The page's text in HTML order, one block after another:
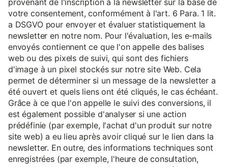
votre consentement, conformément à l'art. 6 Para. 1 lit.
a DSGVO pour envoyer et évaluer statistiquement la
newsletter en notre nom. Pour l'évaluation, les e-mails
envoyés contiennent ce que l'on appelle des balises
web ou des pixels de suivi, qui sont des fichiers
d'image à un pixel stockés sur notre site Web. Cela
permet de déterminer si un message de la newsletter a
été ouvert et quels liens ont été cliqués, le cas échéant.
Grâce à ce que l'on appelle le suivi des conversions, il
est également possible d'analyser si une action
prédéfinie (par exemple, l'achat d'un produit sur notre
site web) a eu lieu après avoir cliqué sur le lien dans la
newsletter. En outre, des informations techniques sont
enregistrées (par exemple, l'heure de consultation,